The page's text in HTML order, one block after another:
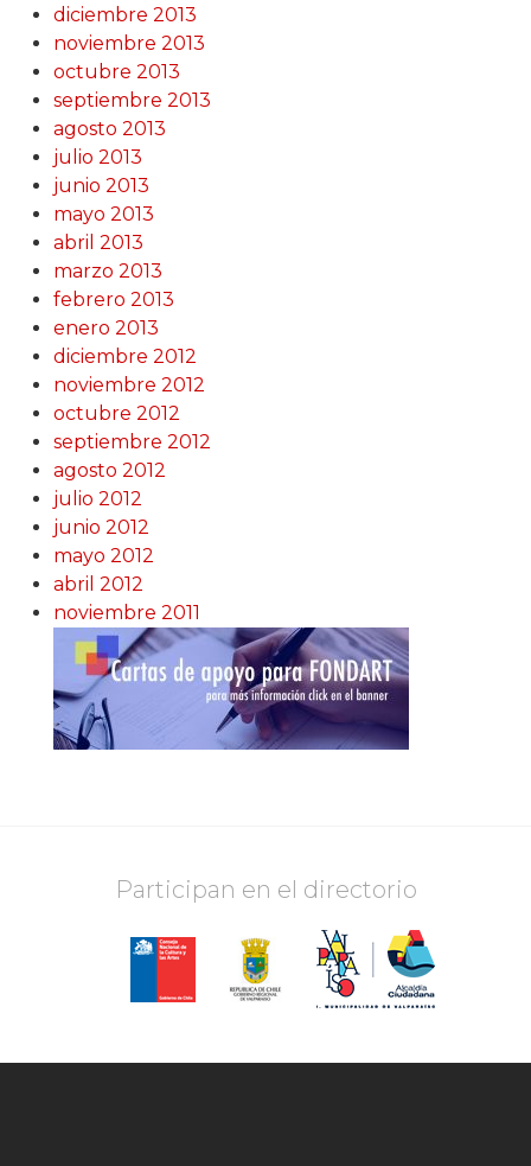
diciembre 2013
noviembre 2013
octubre 2013
septiembre 2013
agosto 2013
julio 2013
junio 2013
mayo 2013
abril 2013
marzo 2013
febrero 2013
enero 2013
diciembre 2012
noviembre 2012
octubre 2012
septiembre 2012
agosto 2012
julio 2012
junio 2012
mayo 2012
abril 2012
noviembre 2011
Participan en el directorio